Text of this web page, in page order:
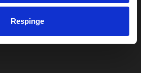
Respinge
Returnare bilete